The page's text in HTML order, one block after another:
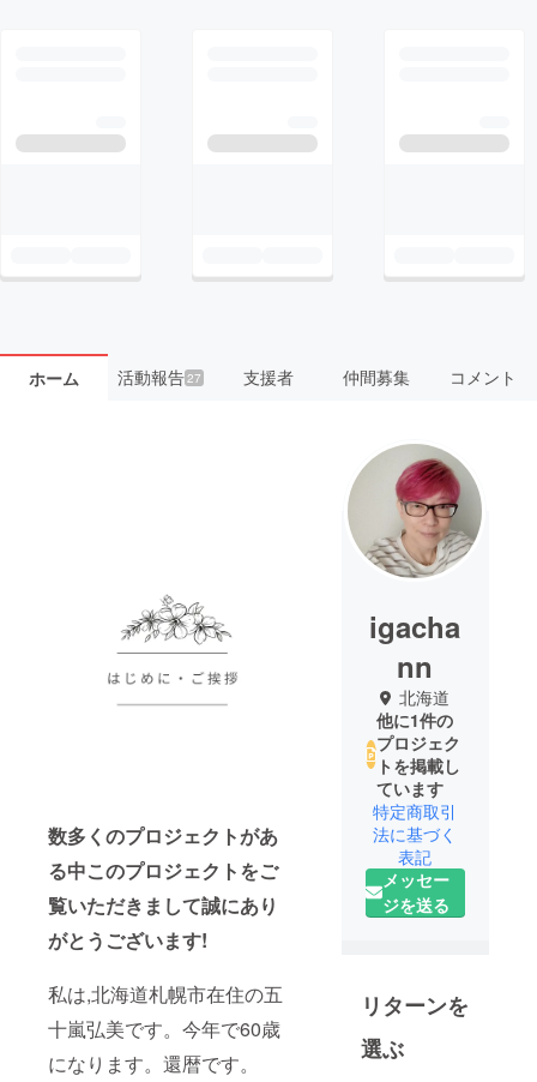
ホーム 活動報告27 支援者 仲間募集 コメント
数多くのプロジェクトがあ
る中このプロジェクトをご
覧いただきまして誠にあり
がとうございます!
私は,北海道札幌市在住の五
十嵐弘美です。今年で60歳
になります。還暦です。
igacha
nn
北海道
他に1件の
プロジェク
トを掲載し
ています
特定商取引
法に基づく
表記
メッセー
ジを送る
リターンを
選ぶ